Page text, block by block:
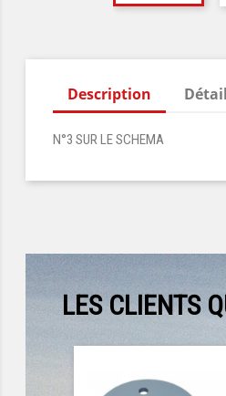
Description
N°3 SUR LE SCHEMA
LES CLIENTS